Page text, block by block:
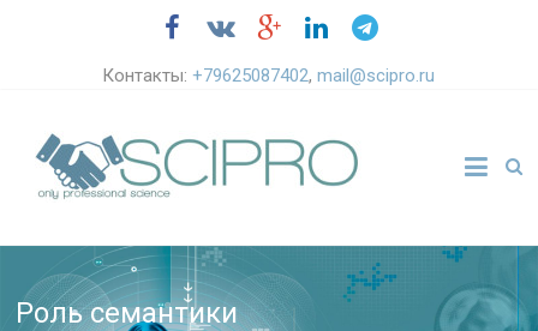
Контакты:+79625087402,mail@scipro.ru
Роль семантики